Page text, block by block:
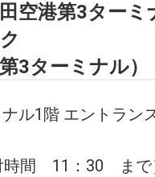
空港第3ター
第3ターミナル）
ナル1階 エントラン
時間 11：30 まで